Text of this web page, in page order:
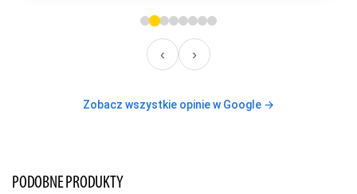
‹ ›
Zobacz wszystkie opinie w Google →
PODOBNE PRODUKTY